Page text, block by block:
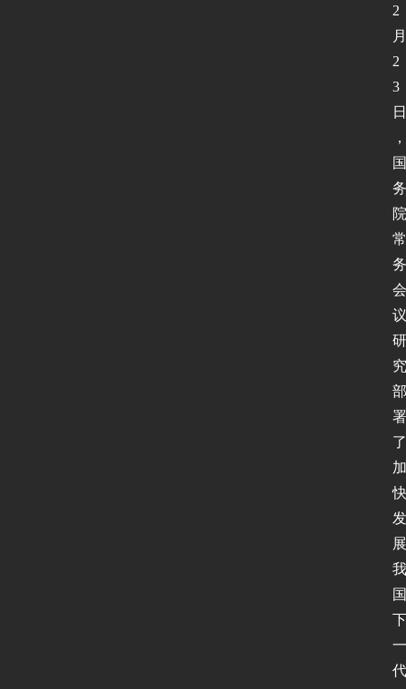
2
月
2
3
日
，
国
务
院
常
务
会
议
研
究
部
署
了
加
快
发
展
我
国
下
一
代